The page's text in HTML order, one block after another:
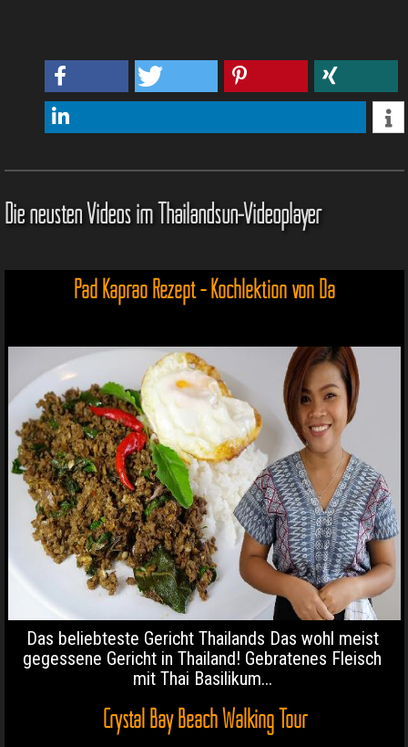
Die neusten Videos im Thailandsun-Videoplayer
Pad Kaprao Rezept - Kochlektion von Da
Das beliebteste Gericht Thailands Das wohl meist
gegessene Gericht in Thailand! Gebratenes Fleisch
mit Thai Basilikum...
Crystal Bay Beach Walking Tour